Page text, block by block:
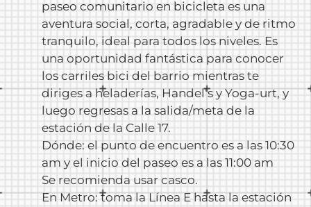
paseo comunitario en bicicleta es una
aventura social, corta, agradable y de ritmo
tranquilo, ideal para todos los niveles. Es
una oportunidad fantástica para conocer
los carriles bici del barrio mientras te
diriges a heladerías, Handel’s y Yoga-urt, y
luego regresas a la salida/meta de la
estación de la Calle 17.
Dónde: el punto de encuentro es a las 10:30
am y el inicio del paseo es a las 11:00 am
Se recomienda usar casco.
En Metro: toma la Línea E hasta la estación